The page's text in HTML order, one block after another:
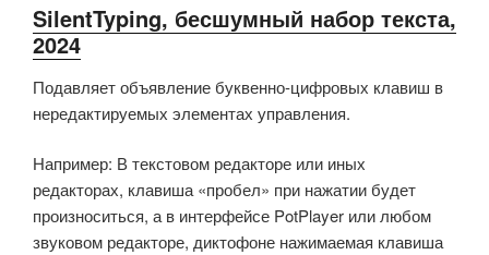
SilentTyping, бесшумный набор текста,
2024
Подавляет объявление буквенно-цифровых клавиш в
нередактируемых элементах управления.
Например: В текстовом редакторе или иных
редакторах, клавиша «пробел» при нажатии будет
произноситься, а в интерфейсе PotPlayer или любом
звуковом редакторе, диктофоне нажимаемая клавиша